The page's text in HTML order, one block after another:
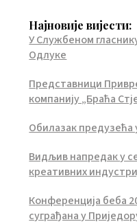
Најновије вијести:
У Службеном
Одлуке
Представници
компанију „Браћа
Обилазак предузећа
Видљив напредак у
креативних
Конференција беба
суграђана у